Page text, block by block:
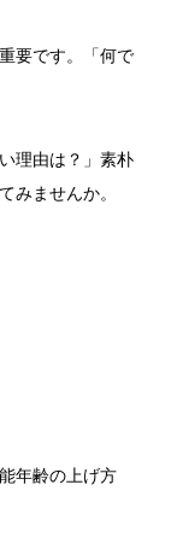
要です。「何で
理由は？」素朴
みませんか。
年齢の上げ方